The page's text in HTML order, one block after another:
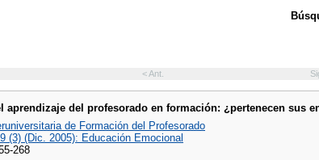
< Ant.
aprendizaje del profesorado en formación: ¿pertenecen sus
de Formación del Profesorado
(3) (Dic. 2005): Educación Emocional
268